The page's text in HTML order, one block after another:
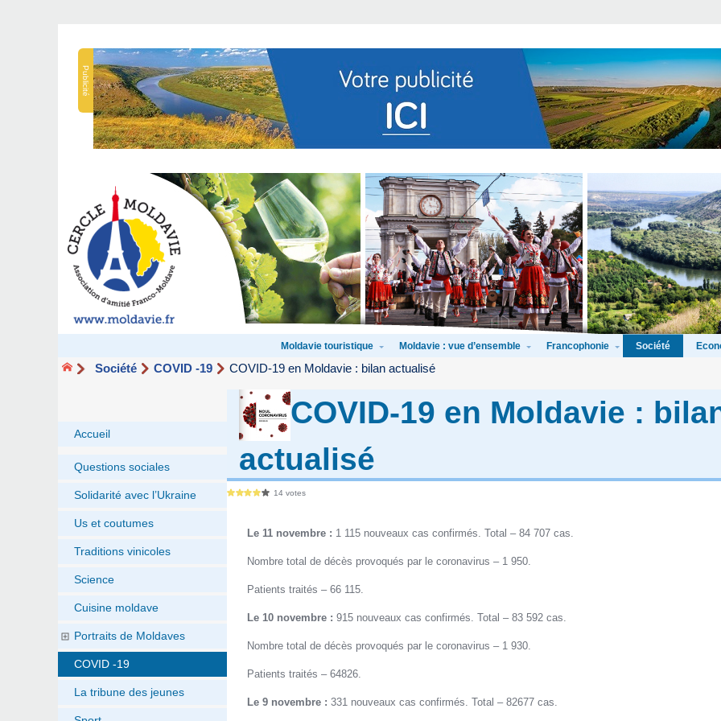
Publicité
Moldavie touristique Moldavie : vue d’ensemble Francophonie Société
Société COVID -19 COVID-19 en Moldavie : bilan actualisé
COVID-19 en Moldavie :
actualisé
14 votes
Le 11 novembre : 1 115 nouveaux cas confirmés. Total – 84 707 cas.
Nombre total de décès provoqués par le coronavirus – 1 950.
Patients traités – 66 115.
Le 10 novembre : 915 nouveaux cas confirmés. Total – 83 592 cas.
Nombre total de décès provoqués par le coronavirus – 1 930.
Patients traités – 64826.
Le 9 novembre : 331 nouveaux cas confirmés. Total – 82677 cas.
Accueil
Questions sociales
Solidarité avec l’Ukraine
Us et coutumes
Traditions vinicoles
Science
Cuisine moldave
Portraits de Moldaves
COVID -19
La tribune des jeunes